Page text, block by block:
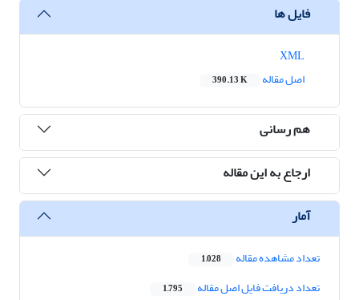
فایل ها
اصل مقاله
390.13 K
هم رسانی
ارجاع به این مقاله
آمار
تعداد مشاهده مقاله 1,028
تعداد دریافت فایل اصل مقاله 1,795